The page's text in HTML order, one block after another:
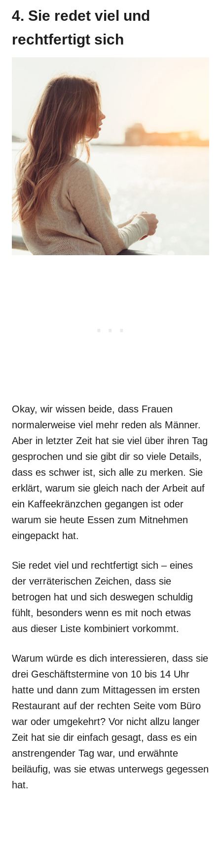
4. Sie redet viel und
rechtfertigt sich
Okay, wir wissen beide, dass Frauen
normalerweise viel mehr reden als Männer.
Aber in letzter Zeit hat sie viel über ihren Tag
gesprochen und sie gibt dir so viele Details,
dass es schwer ist, sich alle zu merken. Sie
erklärt, warum sie gleich nach der Arbeit auf
ein Kaffeekränzchen gegangen ist oder
warum sie heute Essen zum Mitnehmen
eingepackt hat.
Sie redet viel und rechtfertigt sich – eines
der verräterischen Zeichen, dass sie
betrogen hat und sich deswegen schuldig
fühlt, besonders wenn es mit noch etwas
aus dieser Liste kombiniert vorkommt.
Warum würde es dich interessieren, dass sie
drei Geschäftstermine von 10 bis 14 Uhr
hatte und dann zum Mittagessen im ersten
Restaurant auf der rechten Seite vom Büro
war oder umgekehrt? Vor nicht allzu langer
Zeit hat sie dir einfach gesagt, dass es ein
anstrengender Tag war, und erwähnte
beiläufig, was sie etwas unterwegs gegessen
hat.